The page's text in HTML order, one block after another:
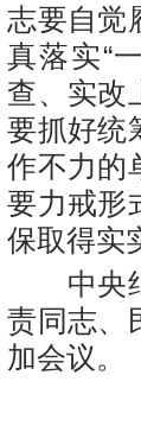
志要自觉
真落实“
查、实改
要抓好统
作不力的
要力戒形
保取得实
中央纪
责同志、
加会议。